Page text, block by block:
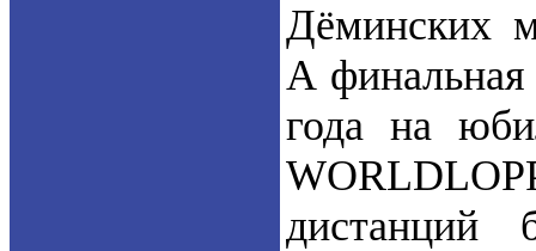
Дёминских
А финальная
года на
дистанций